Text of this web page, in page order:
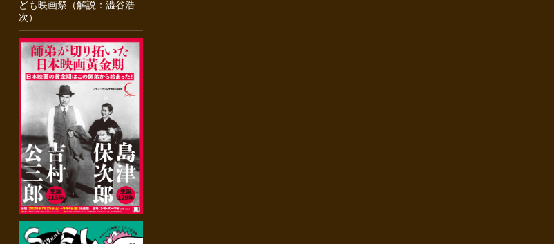
ども映画祭（解説：澁谷浩
次）